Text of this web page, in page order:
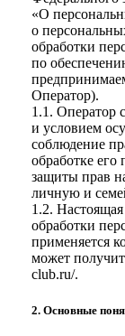
«О
о
обработки
по
Оператор).
1.1. Оператор
и условием
соблюдение
обработке
защиты прав
личную и
1.2.
обработки
применяется
может
club.ru/.
2. Основные